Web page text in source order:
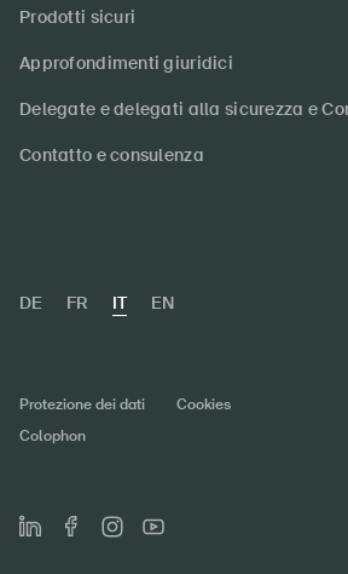
Prodotti sicuri
Approfondimenti giuridici
Delegate e delegati alla sicurezza e
Contatto e consulenza
DE FR IT EN
Protezione dei dati
Cookies
Colophon